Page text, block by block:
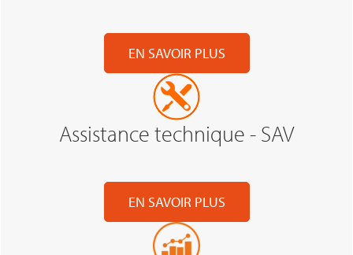
EN SAVOIR PLUS
Assistance technique - SAV
EN SAVOIR PLUS